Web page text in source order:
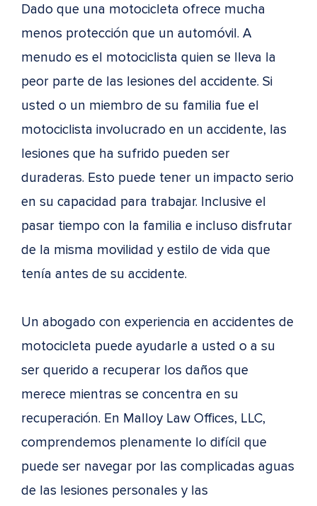
Dado que una motocicleta ofrece mucha
menos protección que un automóvil. A
menudo es el motociclista quien se lleva la
peor parte de las lesiones del accidente. Si
usted o un miembro de su familia fue el
motociclista involucrado en un accidente, las
lesiones que ha sufrido pueden ser
duraderas. Esto puede tener un impacto serio
en su capacidad para trabajar. Inclusive el
pasar tiempo con la familia e incluso disfrutar
de la misma movilidad y estilo de vida que
tenía antes de su accidente.
Un abogado con experiencia en accidentes de
motocicleta puede ayudarle a usted o a su
ser querido a recuperar los daños que
merece mientras se concentra en su
recuperación. En Malloy Law Offices, LLC,
comprendemos plenamente lo difícil que
puede ser navegar por las complicadas aguas
de las lesiones personales y las